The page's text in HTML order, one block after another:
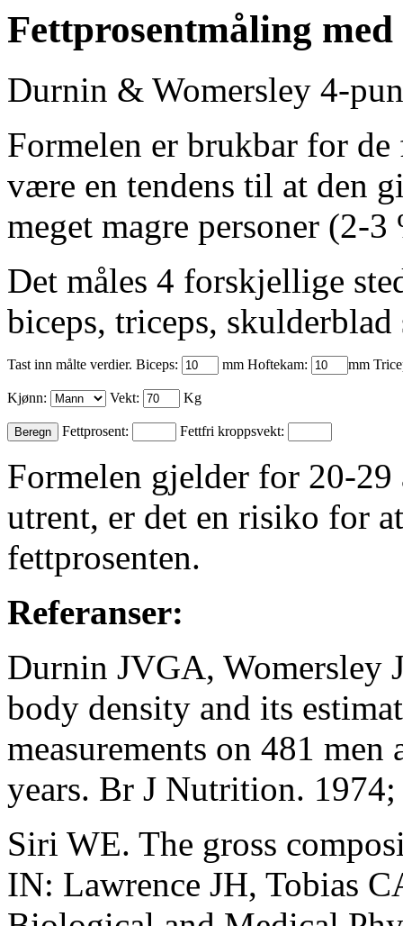
Fettprosentmåling
Durnin & Womersley 4-
Formelen er brukbar for de
være en tendens til at den
meget magre personer (2-3
Det måles 4 forskjellige
biceps, triceps,
Tast inn målte verdier. Biceps: mm Hoftekam: mm
Kjønn: Vekt: Kg
Fettprosent: Fettfri kroppsvekt:
Formelen gjelder for 20-
utrent, er det en risiko for
fettprosenten.
Referanser:
Durnin JVGA, Womersley
body density and its
measurements on 481
years. Br J Nutrition.
Siri WE. The gross
IN: Lawrence JH, Tobias